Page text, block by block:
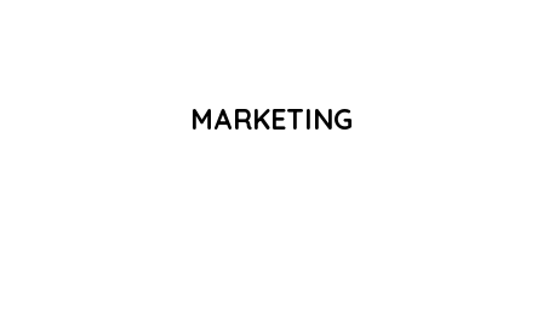
MARKETING